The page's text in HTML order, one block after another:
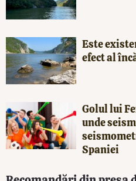
Este
efect al
Golul lui
unde
Spaniei